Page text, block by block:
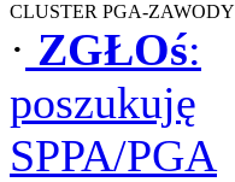
CLUSTER PGA-ZAWODY
· ZGŁOś:
poszukuję
SPPA/PGA